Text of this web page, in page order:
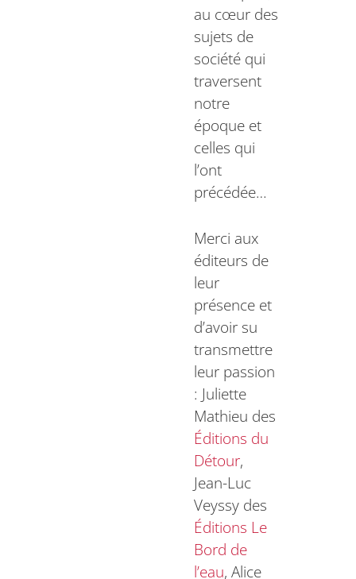
au cœur des
sujets de
société qui
traversent
notre
époque et
celles qui
l’ont
précédée…
Merci aux
éditeurs de
leur
présence et
d’avoir su
transmettre
leur passion
: Juliette
Mathieu des
Éditions du
Détour,
Jean-Luc
Veyssy des
Éditions Le
Bord de
l’eau, Alice